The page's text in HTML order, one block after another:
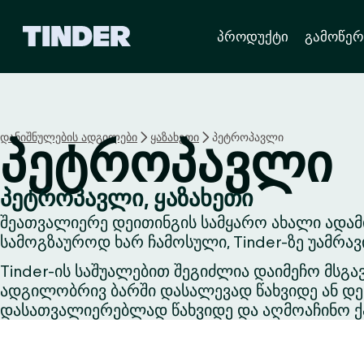
H
o
m
პროდუქტი
დანიშნულების ადგილები ყაზახეთი პეტროპავლი
პეტროპავლი
პეტროპავლი, ყაზახეთი
შეათვალიერე დეითინგის სამყარო ახალი
სამოგზაუროდ ხარ ჩამოსული, Tinder-ზე
Tinder-ის საშუალებით შეგიძლია დაიმეჩო
ადგილობრივ ბარში დასალევად წახვიდე ან
დასათვალიერებლად წახვიდე და აღმოაჩინო